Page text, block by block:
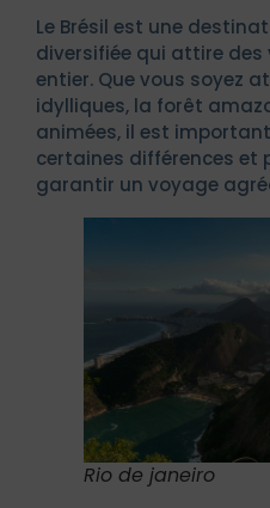
Le Brésil est une
diversifiée qui attire
entier. Que vous soyez
idylliques, la forêt
animées, il est
certaines différences et
garantir un voyage
Rio de janeiro